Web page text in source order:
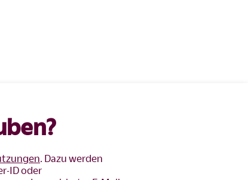
. Dazu werden
ID oder